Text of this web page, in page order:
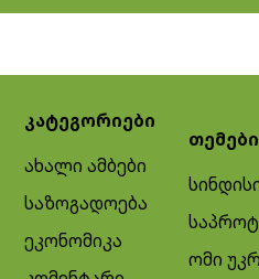
კატეგორიები
ახალი ამბები
საზოგადოება
ეკონომიკა
თემები
ომი